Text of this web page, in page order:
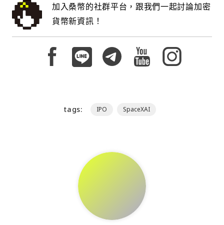
加入桑幣的社群平台，跟我們一起討論加密
貨幣新資訊！
tags: IPO SpaceXAI